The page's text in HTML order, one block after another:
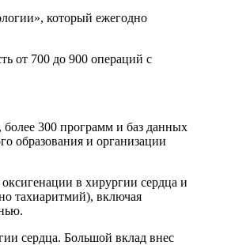
который ежегодно
от 700 до 900 операций с
300 программ и баз данных
образования и организации
в хирургии сердца и
тахиаритмий), включая
сердца. Большой вклад внес